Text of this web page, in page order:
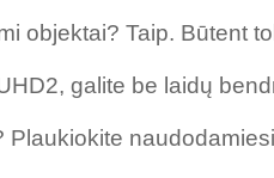
objektai? Taip. Būtent
galite be laidų